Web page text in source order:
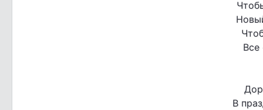
Все
В